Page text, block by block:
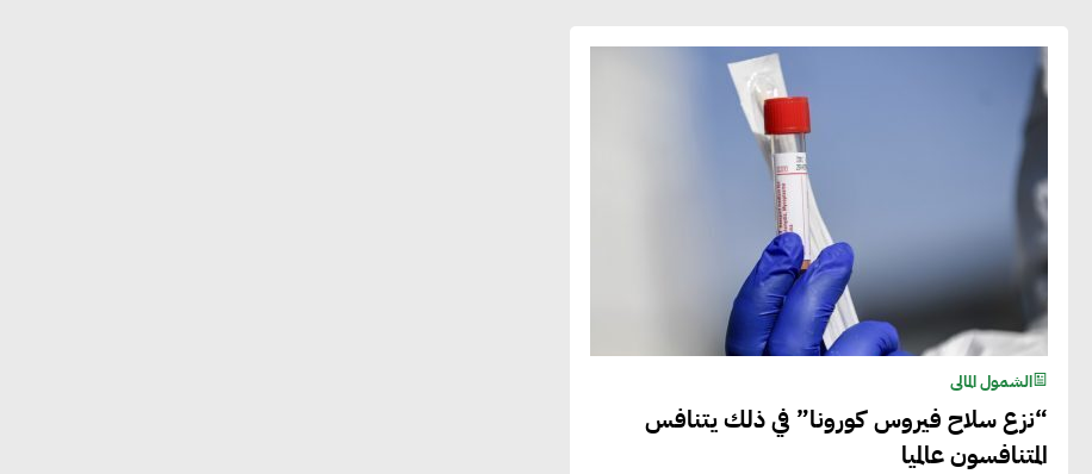
الشمول المالى
“نزع سلاح فيروس كورونا” في ذلك يتنافس
المتنافسون عالميا